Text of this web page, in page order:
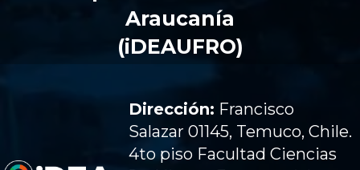
Araucanía
(iDEAUFRO)
Dirección: Francisco
Salazar 01145, Temuco, Chile.
4to piso Facultad Ciencias